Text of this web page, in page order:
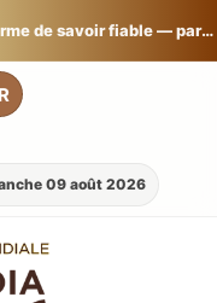
Une plateforme de savoir fiable — partagez votre expertise sur L’Encyclopédie mondiale Qpedia.
09 août 2026